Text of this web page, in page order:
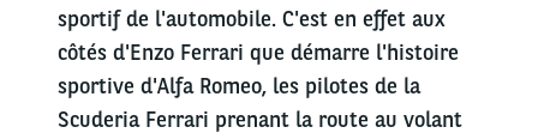
sportif de l'automobile. C'est en effet aux
côtés d'Enzo Ferrari que démarre l'histoire
sportive d'Alfa Romeo, les pilotes de la
Scuderia Ferrari prenant la route au volant